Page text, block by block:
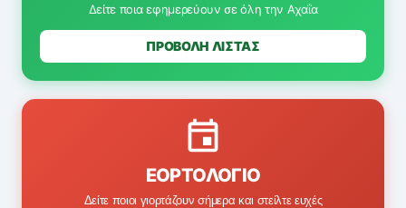
Δείτε ποια εφημερεύουν σε όλη την Αχαΐα
ΠΡΟΒΟΛΗ ΛΙΣΤΑΣ
ΕΟΡΤΟΛΌΓΙΟ
Δείτε ποιοι γιορτάζουν σήμερα και στείλτε ευχές